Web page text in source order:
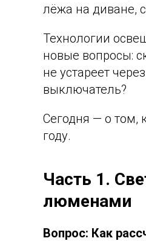
лёжа на диване,
Технологии
новые вопросы:
не устареет
выключатель?
Сегодня — о том,
году.
Часть 1.
люменами
Вопрос: Как